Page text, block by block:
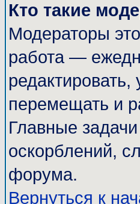
Кто такие
Модераторы
работа —
перемещать и
Главные
оскорблений,
форума.
Вернуться к